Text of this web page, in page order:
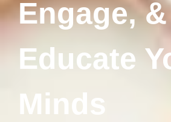
Engage, &
Educate
Minds